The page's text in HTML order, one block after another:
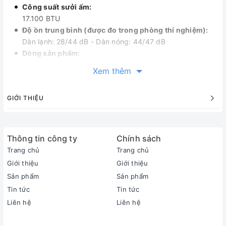
Công suất sưởi ấm:
17.100 BTU
Độ ồn trung bình (được đo trong phòng thí nghiệm):
Dàn lạnh: 28/44 dB - Dàn nóng: 44/47 dB
Dòng sản phẩm:
Thời gian bảo hành cục lạnh, cục nóng:
Máy nén 5 năm
Chất liệu dàn tản nhiệt:
Loại Gas:
R-32
Mức tiêu thụ điện năng
Tiêu thụ điện:
Xem thêm
GIỚI THIỆU
Thông tin công ty
Trang chủ
Giới thiệu
Sản phẩm
Tin tức
Liên hệ
Chính sách
Trang chủ
Giới thiệu
Sản phẩm
Tin tức
Liên hệ